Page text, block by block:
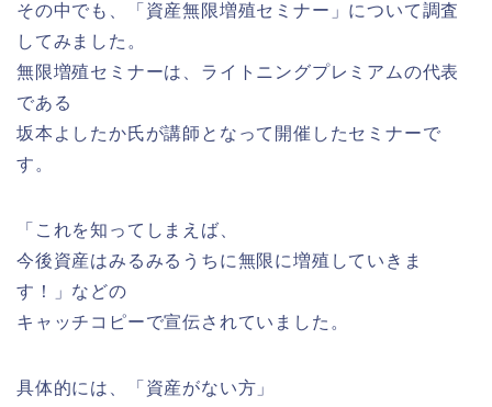
その中でも、「資産無限増殖セミナー」について調査
してみました。
無限増殖セミナーは、ライトニングプレミアムの代表
である
坂本よしたか氏が講師となって開催したセミナーで
す。
「これを知ってしまえば、
今後資産はみるみるうちに無限に増殖していきま
す！」などの
キャッチコピーで宣伝されていました。
具体的には、「資産がない方」